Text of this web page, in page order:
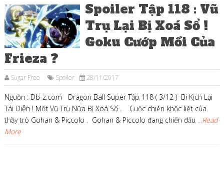
Spoiler Tập 118 : Vũ
Trụ Lại Bị Xoá Sổ !
Goku Cướp Mồi Của
Frieza ?
Sugar Free Spoiler 28/11/2017
Nguồn : Db-z.com Dragon Ball Super Tập 118 ( 3/12 ) Bi Kịch Lại
Tái Diễn ! Một Vũ Trụ Nữa Bị Xoá Sổ . Cuộc chiến khốc liệt của
thầy trò Gohan & Piccolo . Gohan & Piccolo đang chiến đấu ...Read
More